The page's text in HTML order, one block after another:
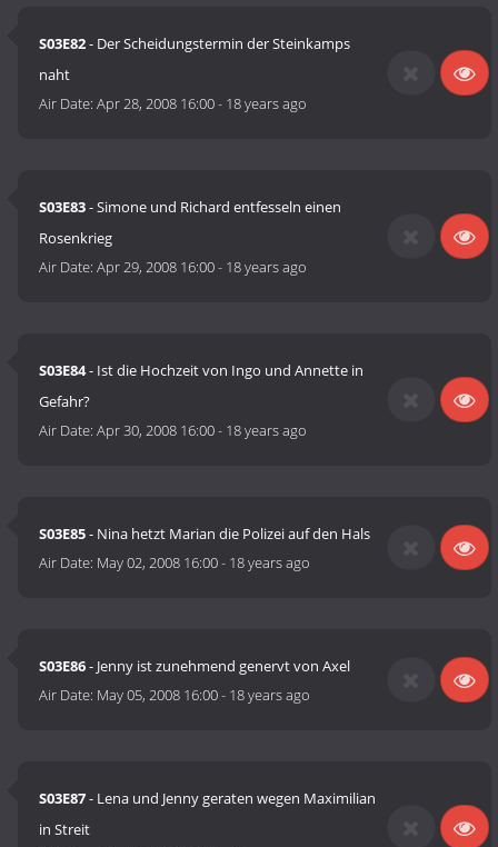
S03E82- Der Scheidungstermin der Steinkamps
naht
Air Date:Apr 28, 2008 16:00- 18 years ago
S03E83- Simone und Richard entfesseln einen
Rosenkrieg
Air Date:Apr 29, 2008 16:00- 18 years ago
S03E84- Ist die Hochzeit von Ingo und Annette in
Gefahr?
Air Date:Apr 30, 2008 16:00- 18 years ago
S03E85- Nina hetzt Marian die Polizei auf den Hals
Air Date: May 02, 2008 16:00- 18 years ago
S03E86- Jenny ist zunehmend genervt von Axel
Air Date: May 05, 2008 16:00- 18 years ago
S03E87- Lena und Jenny geraten wegen Maximilian
in Streit